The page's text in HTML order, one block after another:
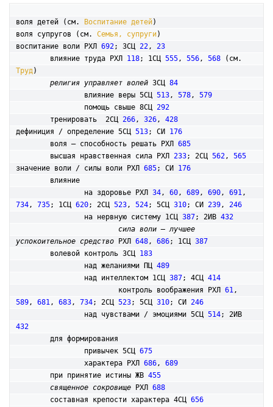
воля детей (см. Воспитание детей)
воля супругов (см. Семья, супруги)
воспитание воли РХЛ 692; 3СЦ 22, 23
	влияние труда РХЛ
118; 1СЦ 555, 556, 568
Труд)
религия управляет волей 3СЦ 84
		влияние веры 5СЦ
513, 578, 579
		помощь свыше 8СЦ
292
	тренировать  2СЦ
266, 326, 428
дефиниция / определение 5СЦ 513; СИ 176
	воля – способность решать РХЛ
685
	высшая нравственная сила РХЛ
233; 2СЦ 562, 565
значение воли / силы воли РХЛ 685; СИ 176
		на здоровье РХЛ
34, 60, 689, 690, 691
734, 735; 1СЦ 620; 2СЦ 523, 524; 5СЦ 310; СИ 239, 246
		на нервную систему 1СЦ
387; 2ИВ 432
сила воли – лучшее
успокоительное средство РХЛ 648, 686; 1СЦ 387
волевой контроль 3СЦ 183
		над желаниями ПЦ
489
		над интеллектом 1СЦ
387; 4СЦ 414
			контроль воображения РХЛ
61
589, 681, 683, 734; 2СЦ 523; 5СЦ 310; СИ 246
		над чувствами / эмоциями 5СЦ
514
432
		привычек 5СЦ
675
		характера РХЛ
686, 689
	при принятие истины ЖВ
455
священное сокровище РХЛ 688
	составная крепости характера 4СЦ
656